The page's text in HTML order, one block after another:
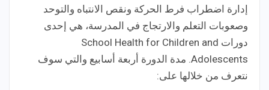
إدارة اضطراب فرط الحركة ونقص الانتباه والتوحد
وصعوبات التعلم والارتجاج في المدرسة، هي إحدى
دورات School Health for Children and
Adolescents. مدة الدورة أربعة أسابيع والتي سوف
نتعرف من خلالها على: